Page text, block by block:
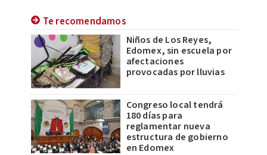
Te recomendamos
Niños de Los Reyes,
Edomex, sin escuela por
afectaciones
provocadas por lluvias
Congreso local tendrá
180 días para
reglamentar nueva
estructura de gobierno
en Edomex